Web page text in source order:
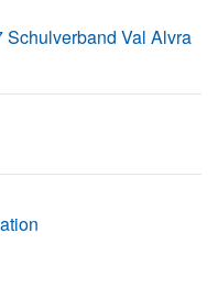
Val Alvra